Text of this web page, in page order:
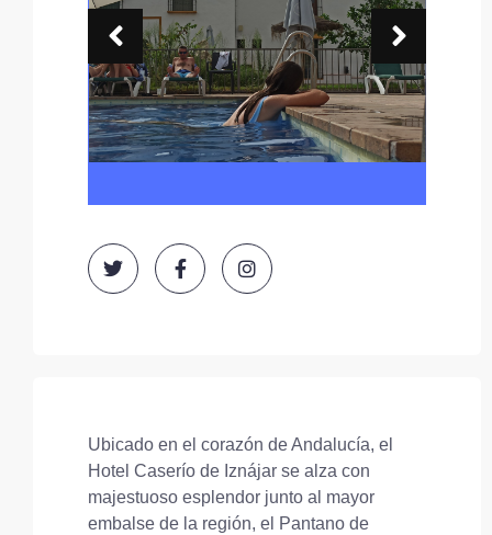
Ubicado en el corazón de Andalucía, el
Hotel Caserío de Iznájar se alza con
majestuoso esplendor junto al mayor
embalse de la región, el Pantano de